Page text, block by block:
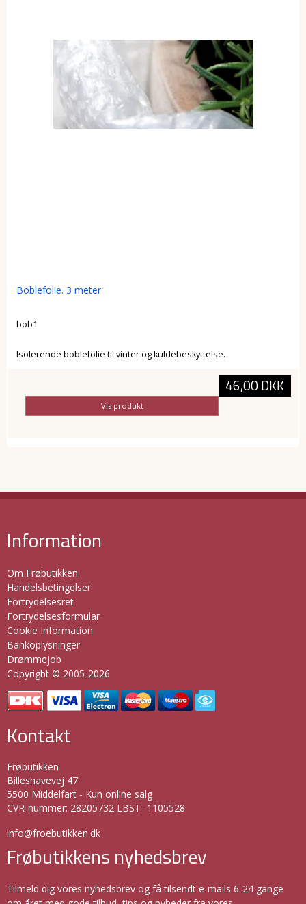
Boblefolie. 3 meter
bob1
Isolerende boblefolie til vinter og kuldebeskyttelse.
46,00 DKK
Vis produkt
Information
Om Frøbutikken
Handelsbetingelser
Fortrydelsesret
Fortrydelsesformular
Cookie Information
Bankoplysninger
Drømmejob
Copyright © 2005-2026
Kontakt
Frøbutikken
Billeshavevej 47
5500 Middelfart - Kun online salg
CVR-nummer: 28205732 LBST- 1105528
info@froebutikken.dk
Frøbutikkens nyhedsbrev
Tilmeld dig vores nyhedsbrev og få tilsendt e-mails 6-24 gange